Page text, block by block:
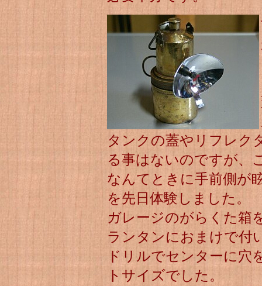
タンクの蓋やリフレク
る事はないのですが、
なんてときに手前側が
を先日体験しました。
ガレージのがらくた箱
ランタンにおまけで付
ドリルでセンターに穴
トサイズでした。